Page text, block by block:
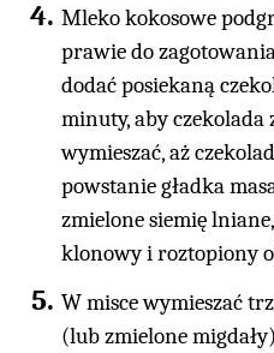
Mleko kokosowe
prawie do
dodać posiekaną
minuty, aby czekolada
wymieszać, aż
powstanie gładka
zmielone siemię
klonowy i roztopiony
W misce wymieszać
(lub zmielone